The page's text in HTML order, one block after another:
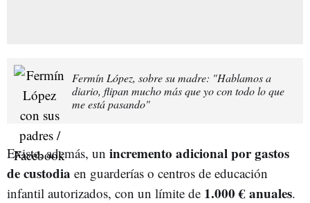
Fermín López, sobre su madre: "Hablamos a
diario, flipan mucho más que yo con todo lo que
me está pasando"
Existe, además, un incremento adicional por gastos
de custodia en guarderías o centros de educación
infantil autorizados, con un límite de 1.000 € anuales.